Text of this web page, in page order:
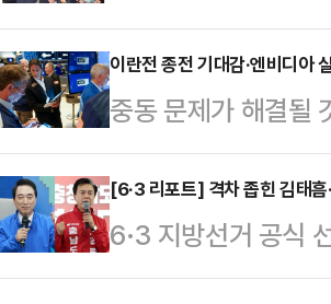
(OPI) 1.5%와 …
나 재판부는 이를 받
른 남성의 행동이 거
보여 무고의 고의가
칫 피무고자가 중대
주요 외신이 이를
면서 세계 최대 메모
소 해소됐다고 보도
성전자 노사 문제가
로이터는 “삼성전
모리 반도체 제조업
를 겪고 있는 상황
이란전 종전 기대감·엔비디아
중동 문제가 해결될
승했다.미 CNBC 방
성된 다우존스지수
(1.33%) 오른 5만
78.89포인트
[6·3 리포트] 격차 좁힌 김태
6·3 지방선거 공식
다. 박수현 더불어민